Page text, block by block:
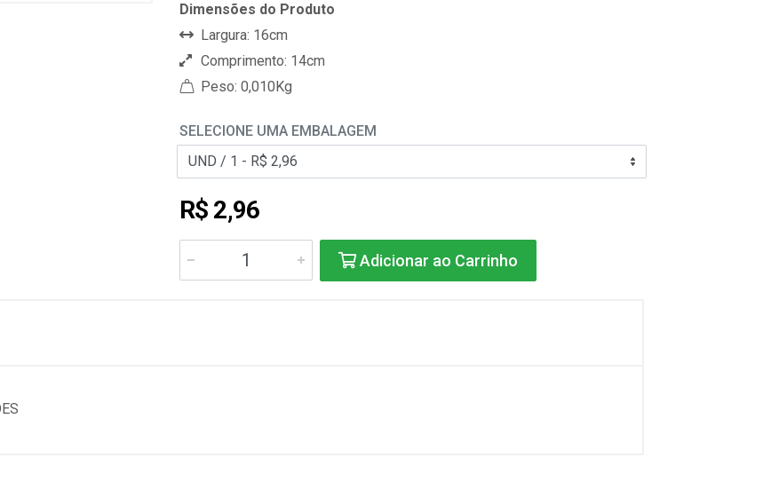
Dimensões do Produto
Largura: 16cm
Comprimento: 14cm
Peso: 0,010Kg
SELECIONE UMA EMBALAGEM
R$ 2,96
Adicionar ao Carrinho